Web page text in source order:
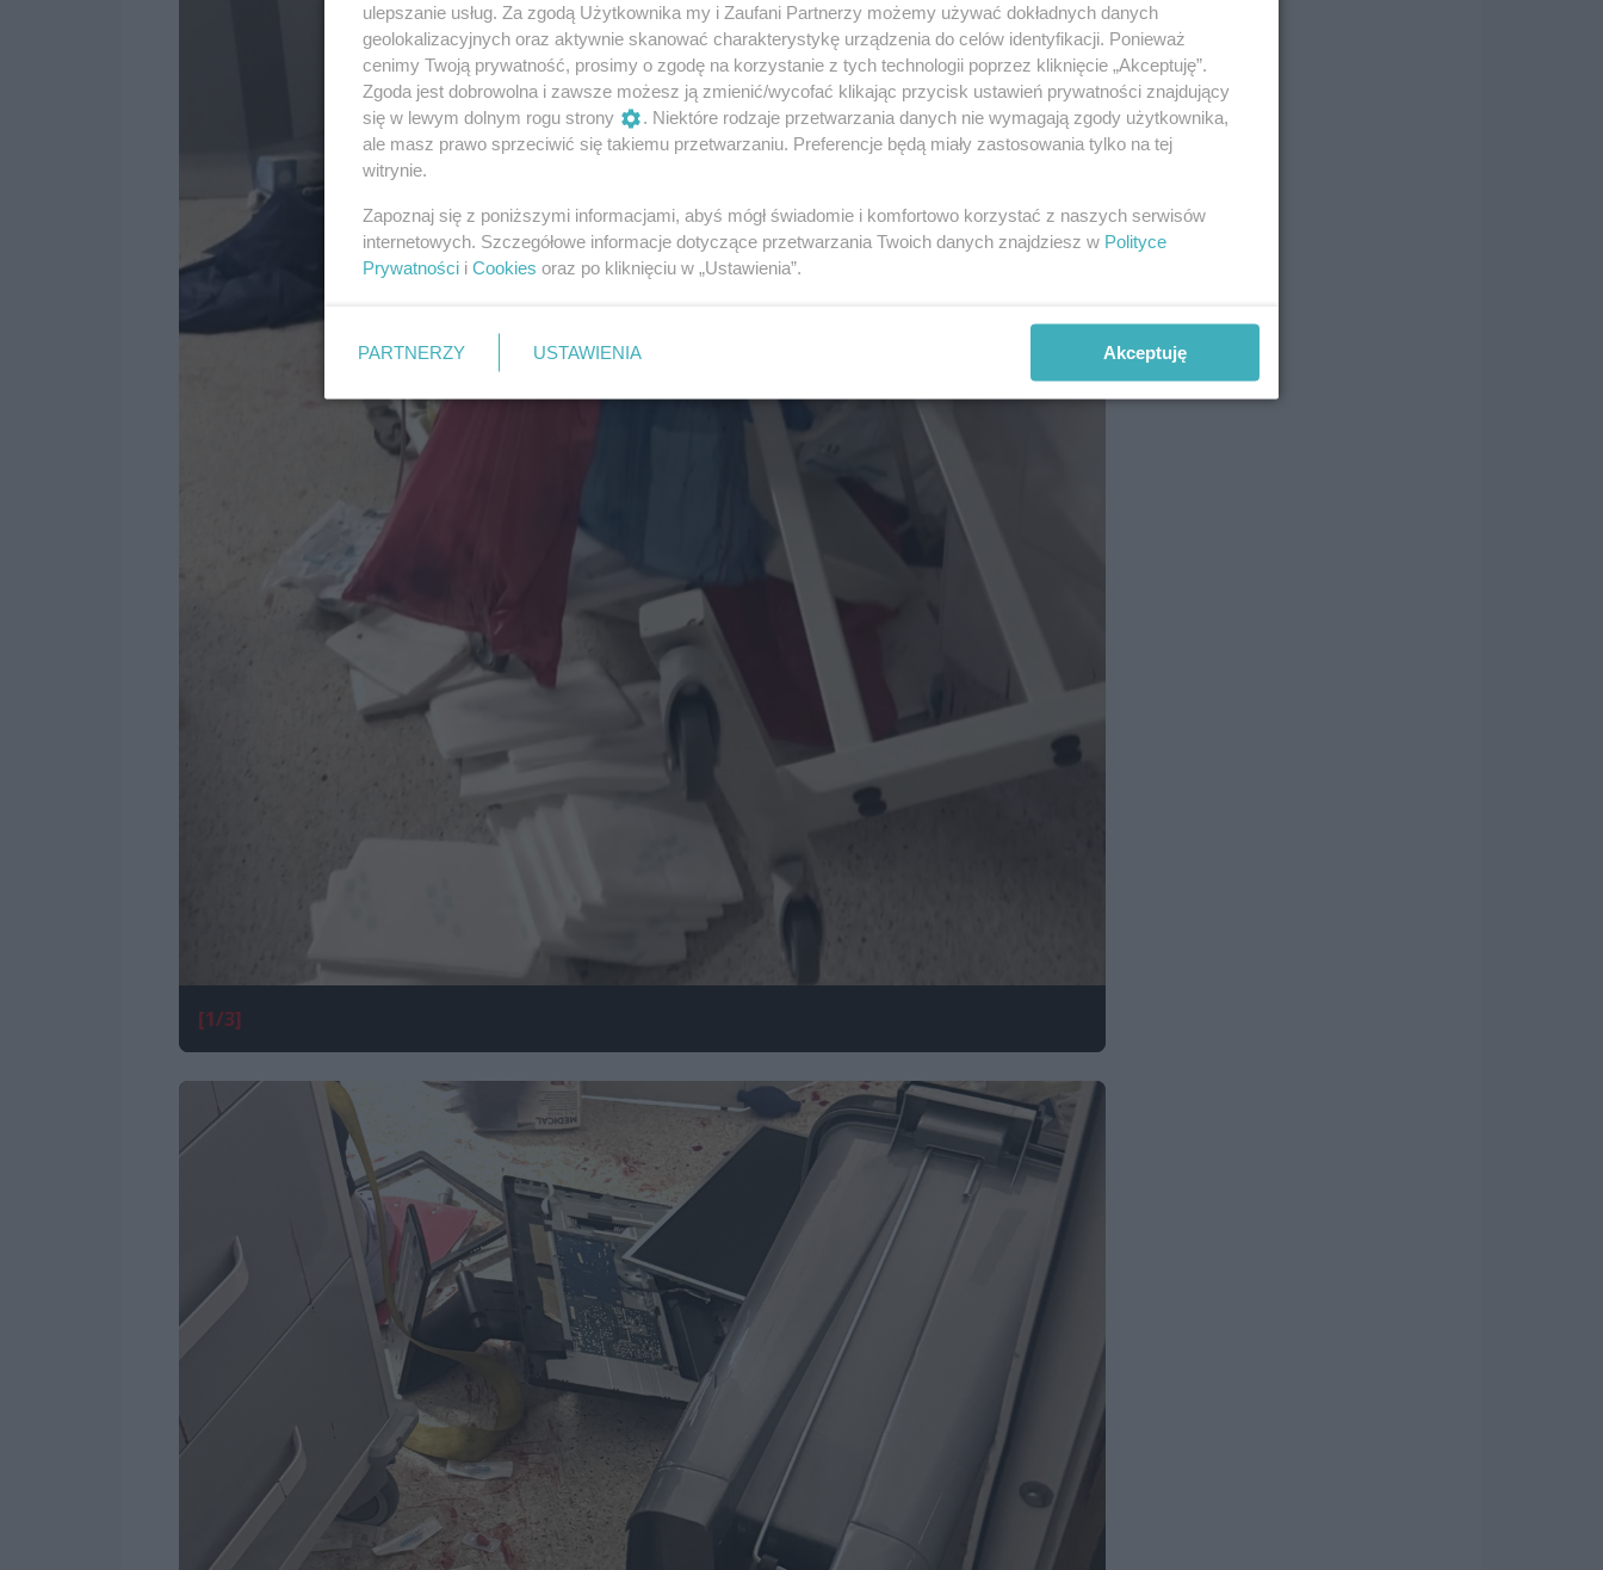
[1/3]
ulepszanie usług. Za zgodą Użytkownika my i Zaufani Partnerzy możemy używać dokładnych danych
geolokalizacyjnych oraz aktywnie skanować charakterystykę urządzenia do celów identyfikacji. Ponieważ
cenimy Twoją prywatność, prosimy o zgodę na korzystanie z tych technologii poprzez kliknięcie „Akceptuję”.
Zgoda jest dobrowolna i zawsze możesz ją zmienić/wycofać klikając przycisk ustawień prywatności znajdujący
się w lewym dolnym rogu strony
. Niektóre rodzaje przetwarzania danych nie wymagają zgody użytkownika,
ale masz prawo sprzeciwić się takiemu przetwarzaniu. Preferencje będą miały zastosowania tylko na tej
witrynie.
Zapoznaj się z poniższymi informacjami, abyś mógł świadomie i komfortowo korzystać z naszych serwisów
internetowych. Szczegółowe informacje dotyczące przetwarzania Twoich danych znajdziesz w Polityce
Prywatności i Cookies oraz po kliknięciu w „Ustawienia”.
PARTNERZY USTAWIENIA Akceptuję